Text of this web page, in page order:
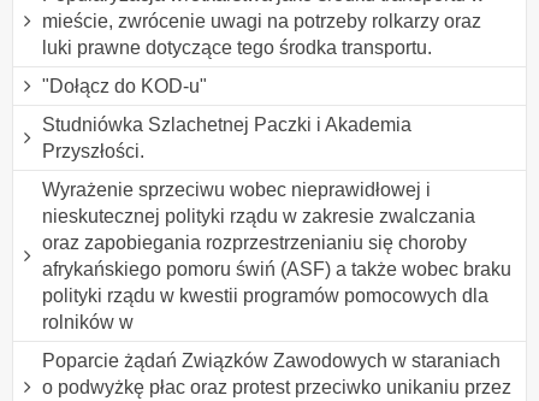
mieście, zwrócenie uwagi na potrzeby rolkarzy oraz
luki prawne dotyczące tego środka transportu.
"Dołącz do KOD-u"
Studniówka Szlachetnej Paczki i Akademia
Przyszłości.
Wyrażenie sprzeciwu wobec nieprawidłowej i
nieskutecznej polityki rządu w zakresie zwalczania
oraz zapobiegania rozprzestrzenianiu się choroby
afrykańskiego pomoru świń (ASF) a także wobec braku
polityki rządu w kwestii programów pomocowych dla
rolników w
Poparcie żądań Związków Zawodowych w staraniach
o podwyżkę płac oraz protest przeciwko unikaniu przez